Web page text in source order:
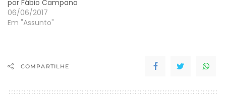
por Fábio Campana
06/06/2017
Em "Assunto"
COMPARTILHE